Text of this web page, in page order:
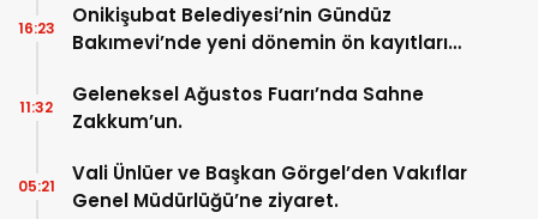
Onikişubat Belediyesi’nin Gündüz
Bakımevi’nde yeni dönemin ön kayıtları
16:23
Geleneksel Ağustos Fuarı’nda Sahne
Zakkum’un.
11:32
Vali Ünlüer ve Başkan Görgel’den Vakıflar
Genel Müdürlüğü’ne ziyaret.
05:21